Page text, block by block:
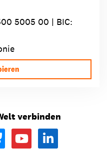
5005 00 | BIC:
verbinden